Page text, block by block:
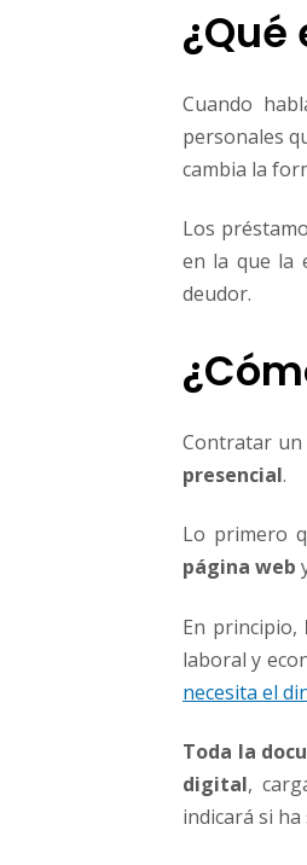
Cuando
personales
cambia la
Los
en la que la
deudor.
Contratar un
presencial.
Lo primero
página web
En principio,
laboral y
necesita el
Toda la
digital,
indicará si